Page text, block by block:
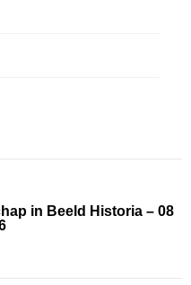
in Beeld Historia – 08